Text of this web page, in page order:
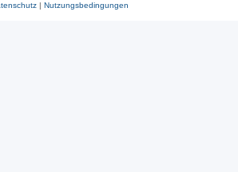
| Nutzungsbedingungen